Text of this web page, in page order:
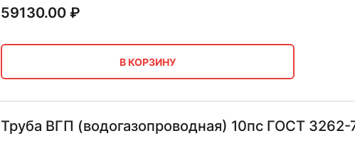
59130.00₽
В КОРЗИНУ
Труба ВГП (водогазопроводная) 10пс ГОСТ 3262-